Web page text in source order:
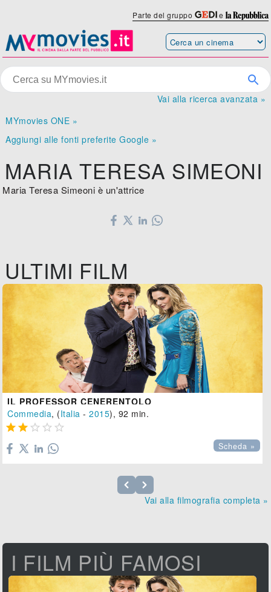
Parte del gruppo e
Vai alla ricerca avanzata »
MYmovies ONE »
Aggiungi alle fonti preferite Google »
MARIA TERESA SIMEONI
Maria Teresa Simeoni è un'attrice
ULTIMI FILM
IL PROFESSOR CENERENTOLO
Commedia, (Italia -2015), 92 min.
    
Scheda »
Vai alla filmografia completa »
I FILM PIÙ FAMOSI